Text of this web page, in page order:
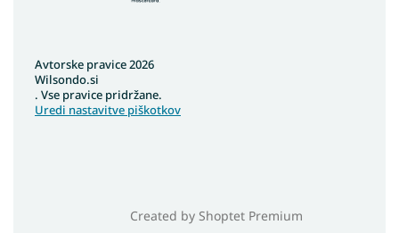
Created by Shoptet Premium
Avtorske pravice 2026
Wilsondo.si
. Vse pravice pridržane.
Uredi nastavitve piškotkov